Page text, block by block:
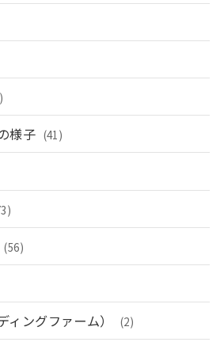
様子 (41)
(56)
ィングファーム） (2)